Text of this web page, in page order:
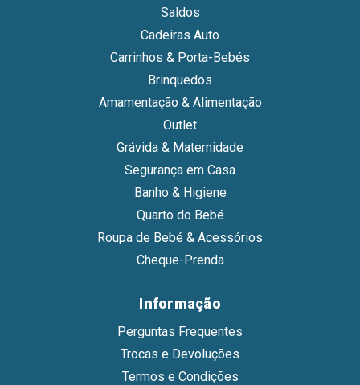
Saldos
Cadeiras Auto
Carrinhos & Porta-Bebés
Brinquedos
Amamentação & Alimentação
Outlet
Grávida & Maternidade
Segurança em Casa
Banho & Higiene
Quarto do Bebé
Roupa de Bebé & Acessórios
Cheque-Prenda
Informação
Perguntas Frequentes
Trocas e Devoluções
Termos e Condições